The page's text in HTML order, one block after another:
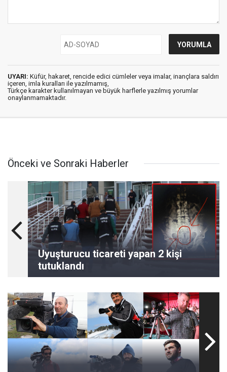
UYARI: Küfür, hakaret, rencide edici cümleler veya imalar, inançlara saldırı
içeren, imla kuralları ile yazılmamış,
Türkçe karakter kullanılmayan ve büyük harflerle yazılmış yorumlar
onaylanmamaktadır.
Önceki ve Sonraki Haberler
Uyuşturucu ticareti yapan 2 kişi
tutuklandı